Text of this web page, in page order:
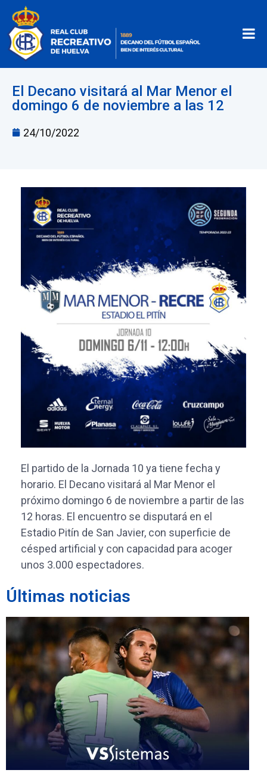
El Decano visitará al Mar Menor el
domingo 6 de noviembre a las 12
24/10/2022
El partido de la Jornada 10 ya tiene fecha y
horario. El Decano visitará al Mar Menor el
próximo domingo 6 de noviembre a partir de las
12 horas. El encuentro se disputará en el
Estadio Pitín de San Javier, con superficie de
césped artificial y con capacidad para acoger
unos 3.000 espectadores.
Últimas noticias